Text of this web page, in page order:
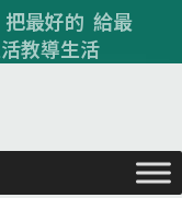
最好的 給最
教導生活